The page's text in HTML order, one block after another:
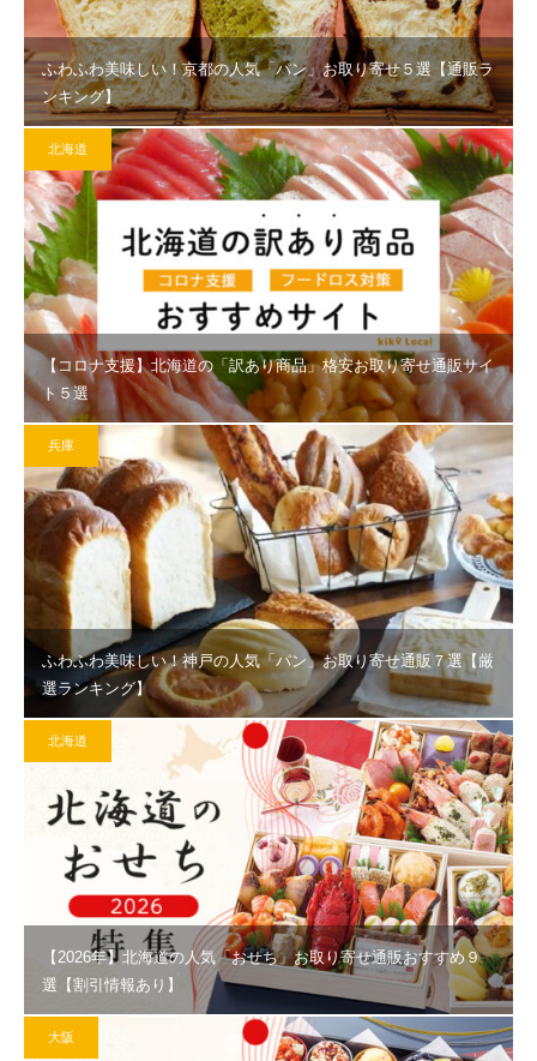
ふわふわ美味しい！京都の人気「パン」お取り寄せ５選【通販ラ
ンキング】
北海道
【コロナ支援】北海道の「訳あり商品」格安お取り寄せ通販サイ
ト５選
兵庫
ふわふわ美味しい！神戸の人気「パン」お取り寄せ通販７選【厳
選ランキング】
北海道
【2026年】北海道の人気「おせち」お取り寄せ通販おすすめ９
選【割引情報あり】
大阪